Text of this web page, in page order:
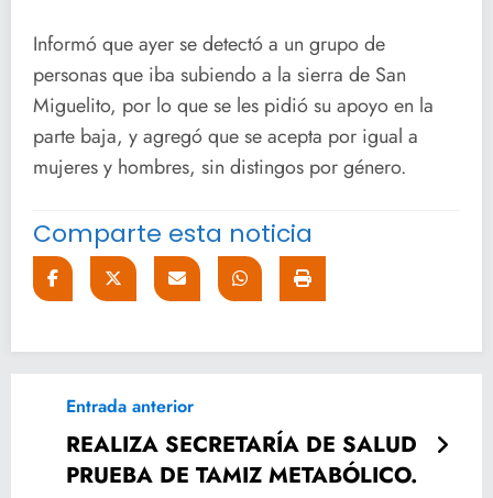
Informó que ayer se detectó a un grupo de
personas que iba subiendo a la sierra de San
Miguelito, por lo que se les pidió su apoyo en la
parte baja, y agregó que se acepta por igual a
mujeres y hombres, sin distingos por género.
Comparte esta noticia
Entrada anterior
REALIZA SECRETARÍA DE SALUD
PRUEBA DE TAMIZ METABÓLICO.